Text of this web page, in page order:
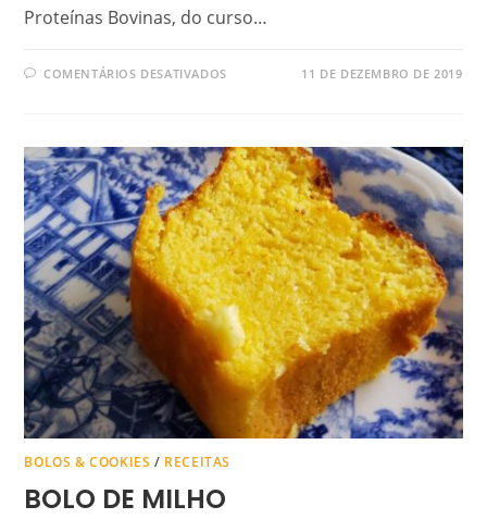
Proteínas Bovinas, do curso…
COMENTÁRIOS DESATIVADOS 11 DE DEZEMBRO DE 2019
BOLOS & COOKIES / RECEITAS
BOLO DE MILHO